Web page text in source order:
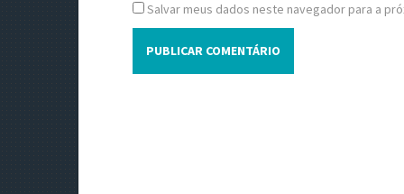
Salvar meus dados neste navegador para a